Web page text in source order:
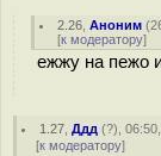
2.26 ,Аноним (
[к модератору]
ежжу на пежо
1.27 ,Ддд (?),
[к модератору]